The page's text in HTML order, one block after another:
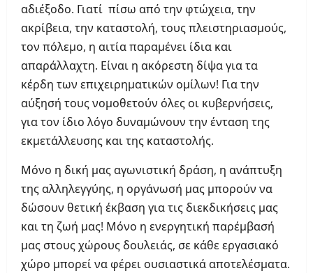
αδιέξοδο. Γιατί πίσω από την φτώχεια, την
ακρίβεια, την καταστολή, τους πλειστηριασμούς,
τον πόλεμο, η αιτία παραμένει ίδια και
απαράλλαχτη. Είναι η ακόρεστη δίψα για τα
κέρδη των επιχειρηματικών ομίλων! Για την
αύξησή τους νομοθετούν όλες οι κυβερνήσεις,
για τον ίδιο λόγο δυναμώνουν την ένταση της
εκμετάλλευσης και της καταστολής.
Μόνο η δική μας αγωνιστική δράση, η ανάπτυξη
της αλληλεγγύης, η οργάνωσή μας μπορούν να
δώσουν θετική έκβαση για τις διεκδικήσεις μας
και τη ζωή μας! Μόνο η ενεργητική παρέμβασή
μας στους χώρους δουλειάς, σε κάθε εργασιακό
χώρο μπορεί να φέρει ουσιαστικά αποτελέσματα.